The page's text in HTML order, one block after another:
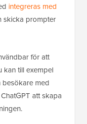
integreras med
skicka prompter
för att
kan till exempel
besökare med
att skapa